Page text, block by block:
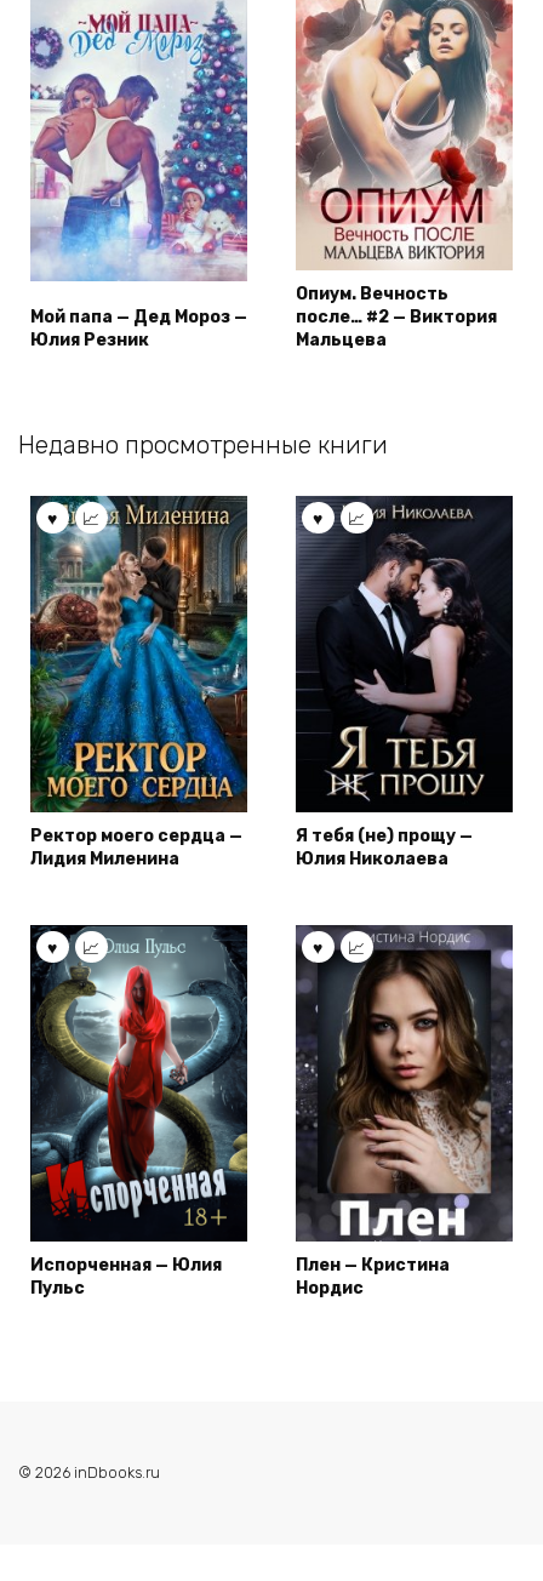
Мой папа — Дед Мороз —
Юлия Резник
Опиум. Вечность
после… #2 — Виктория
Мальцева
Недавно просмотренные книги
Ректор моего сердца —
Лидия Миленина
Я тебя (не) прощу —
Юлия Николаева
Испорченная — Юлия
Пульс
Плен — Кристина
Нордис
© 2026 inDbooks.ru